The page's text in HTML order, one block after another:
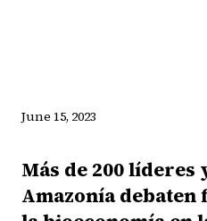
June 15, 2023
Más de 200 líderes
Amazonía